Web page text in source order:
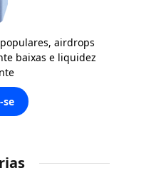
airdrops
baixas e liquidez
se